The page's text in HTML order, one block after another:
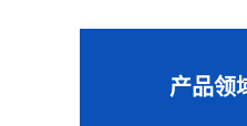
产品领